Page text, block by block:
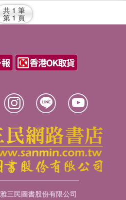
共 1 筆
第 1 頁
三民圖書股份有限公司